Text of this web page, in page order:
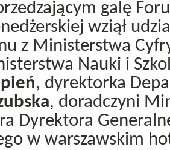
galę
wziął
z Ministerstwa
Nauki i
, dyrektorka
, doradczyni
Dyrektora
w warszawskim